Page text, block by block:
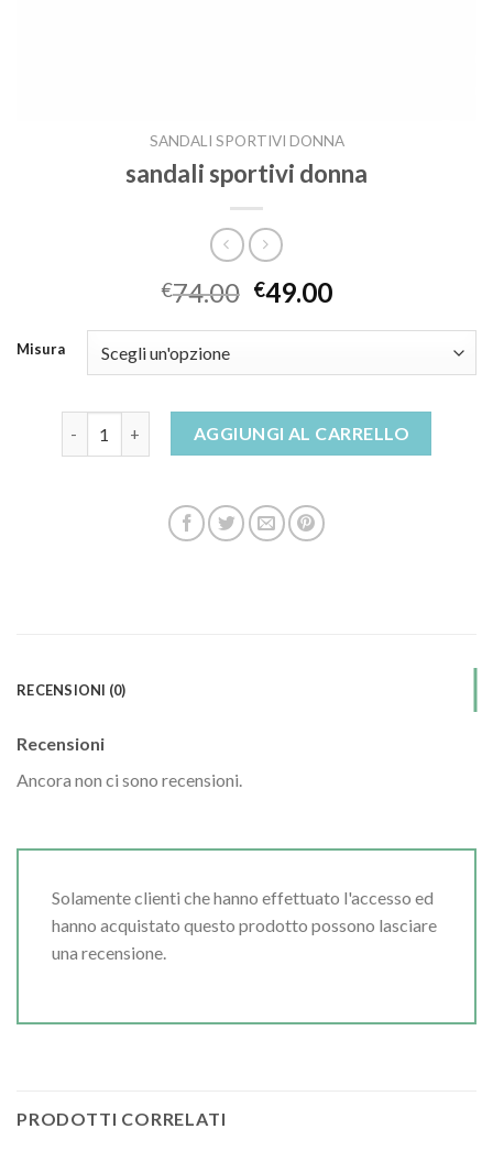
SANDALI SPORTIVI DONNA
sandali sportivi donna
€74.00 €49.00
Misura
sandali sportivi donna quantitàAGGIUNGI AL CARRELLO
RECENSIONI (0)
Recensioni
Ancora non ci sono recensioni.
Solamente clienti che hanno effettuato l'accesso ed
hanno acquistato questo prodotto possono lasciare
una recensione.
PRODOTTI CORRELATI